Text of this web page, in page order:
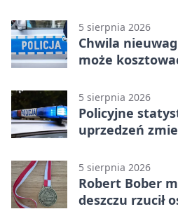
5 sierpnia 2026
Chwila
może
5 sierpnia 2026
Policyjne
uprzedzeń
5 sierpnia 2026
Robert Bober
deszczu rzucił